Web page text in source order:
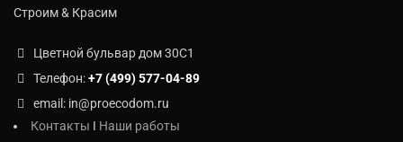
Строим & Красим
Цветной бульвар дом 30C1
Телефон:+7 (499) 577-04-89
email: in@proecodom.ru
Контакты I Наши работы